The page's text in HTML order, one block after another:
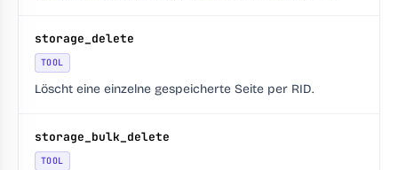
storage_delete
TOOL
Löscht eine einzelne gespeicherte Seite per RID.
storage_bulk_delete
TOOL